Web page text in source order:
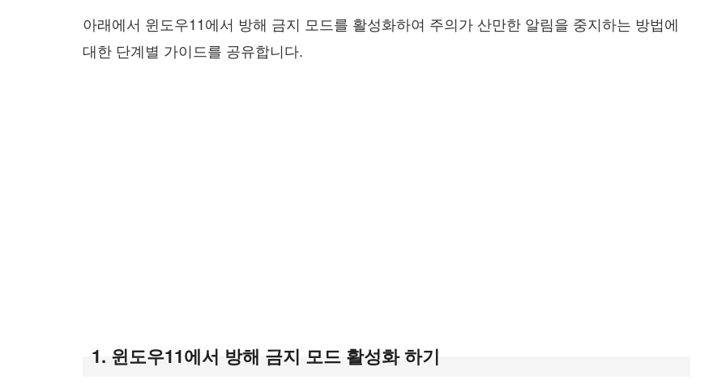
아래에서 윈도우11에서 방해 금지 모드를 활성화하여 주의가 산만한 알림을 중지하는 방법에
대한 단계별 가이드를 공유합니다.
1. 윈도우11에서 방해 금지 모드 활성화 하기